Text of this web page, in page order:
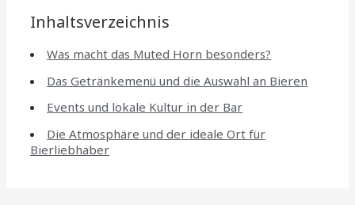
Inhaltsverzeichnis
Was macht das Muted Horn besonders?
Das Getränkemenü und die Auswahl an Bieren
Events und lokale Kultur in der Bar
Die Atmosphäre und der ideale Ort für
Bierliebhaber